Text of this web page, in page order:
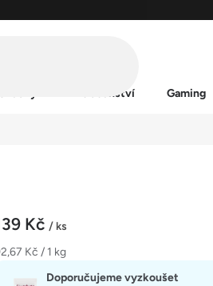
Příslušenství Gaming
Kč/ ks
Kč / 1 kg
Doporučujeme vyzkoušet